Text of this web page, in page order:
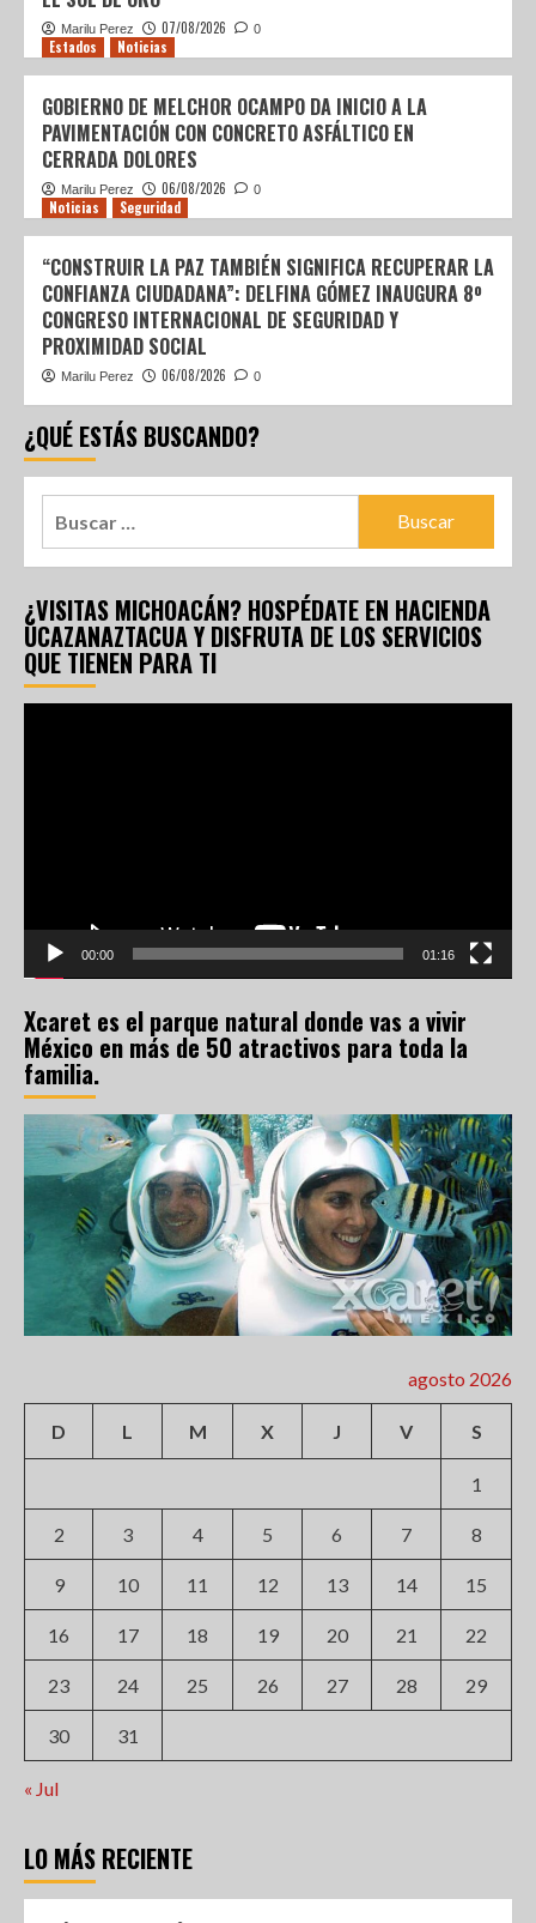
Marilu Perez 07/08/2026 0
Estados Noticias
GOBIERNO DE MELCHOR OCAMPO DA INICIO A LA
PAVIMENTACIÓN CON CONCRETO ASFÁLTICO EN
CERRADA DOLORES
Marilu Perez 06/08/2026 0
Noticias Seguridad
“CONSTRUIR LA PAZ TAMBIÉN SIGNIFICA RECUPERAR LA
CONFIANZA CIUDADANA”: DELFINA GÓMEZ INAUGURA 8º
CONGRESO INTERNACIONAL DE SEGURIDAD Y
PROXIMIDAD SOCIAL
Marilu Perez 06/08/2026 0
¿QUÉ ESTÁS BUSCANDO?
¿VISITAS MICHOACÁN? HOSPÉDATE EN HACIENDA
UCAZANAZTACUA Y DISFRUTA DE LOS SERVICIOS
QUE TIENEN PARA TI
00:00 01:16
Xcaret es el parque natural donde vas a vivir
México en más de 50 atractivos para toda la
familia.
agosto 2026
D L M X J V S
1
2 3 4 5 6 7 8
9 10 11 12 13 14 15
16 17 18 19 20 21 22
23 24 25 26 27 28 29
30 31
« Jul
LO MÁS RECIENTE